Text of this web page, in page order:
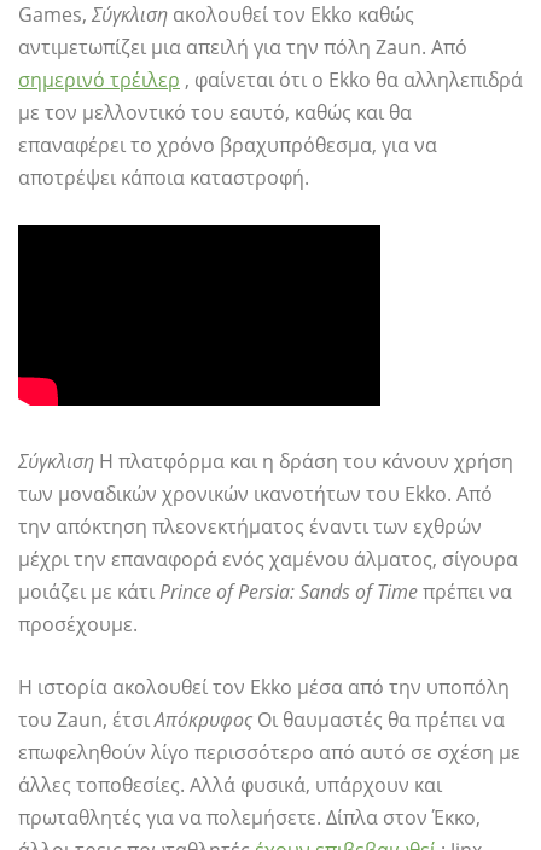
Games, Σύγκλιση ακολουθεί τον Ekko καθώς
αντιμετωπίζει μια απειλή για την πόλη Zaun. Από
σημερινό τρέιλερ , φαίνεται ότι ο Ekko θα αλληλεπιδρά
με τον μελλοντικό του εαυτό, καθώς και θα
επαναφέρει το χρόνο βραχυπρόθεσμα, για να
αποτρέψει κάποια καταστροφή.
Σύγκλιση Η πλατφόρμα και η δράση του κάνουν χρήση
των μοναδικών χρονικών ικανοτήτων του Ekko. Από
την απόκτηση πλεονεκτήματος έναντι των εχθρών
μέχρι την επαναφορά ενός χαμένου άλματος, σίγουρα
μοιάζει με κάτιPrince of Persia: Sands of Timeπρέπει να
προσέχουμε.
Η ιστορία ακολουθεί τον Ekko μέσα από την υποπόλη
του Zaun, έτσιΑπόκρυφος Οι θαυμαστές θα πρέπει να
επωφεληθούν λίγο περισσότερο από αυτό σε σχέση με
άλλες τοποθεσίες. Αλλά φυσικά, υπάρχουν και
πρωταθλητές για να πολεμήσετε. Δίπλα στον Έκκο,